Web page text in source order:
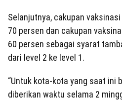
Selanjutnya, cakupan
70 persen dan cakupan
60 persen sebagai syarat
dari level 2 ke level 1.
“Untuk kota-kota yang saat ini
diberikan waktu selama 2